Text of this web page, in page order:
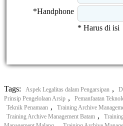
*Handphone
* Harus di isi
Tags: Aspek Legalitas dalam Pengarsipan ,
Prinsip Pengelolaan Arsip , Pemanfaatan
Teknik Penamaan , Training Archive
Training Archive Management Batam ,